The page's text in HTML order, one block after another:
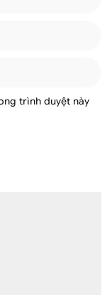
trình duyệt này